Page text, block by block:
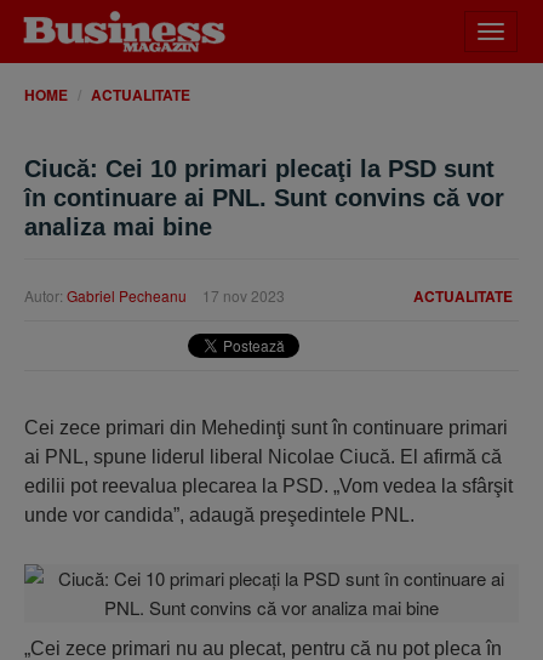
meniu
HOME ACTUALITATE
Ciucă: Cei 10 primari plecaţi la PSD sunt
în continuare ai PNL. Sunt convins că vor
analiza mai bine
ACTUALITATE
Autor: Gabriel Pecheanu 17 nov 2023
Cei zece primari din Mehedinţi sunt în continuare primari
ai PNL, spune liderul liberal Nicolae Ciucă. El afirmă că
edilii pot reevalua plecarea la PSD. „Vom vedea la sfârşit
unde vor candida”, adaugă preşedintele PNL.
„Cei zece primari nu au plecat, pentru că nu pot pleca în